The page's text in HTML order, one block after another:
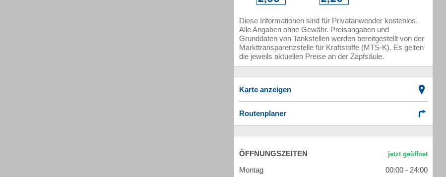
Diese Informationen sind für Privatanwender kostenlos.
Alle Angaben ohne Gewähr. Preisangaben und
Grunddaten von Tankstellen werden bereitgestellt von der
Markttransparenzstelle für Kraftstoffe (MTS-K). Es gelten
die jeweils aktuellen Preise an der Zapfsäule.
Karte anzeigen
Routenplaner
ÖFFNUNGSZEITEN
Montag
00:00 - 24:00